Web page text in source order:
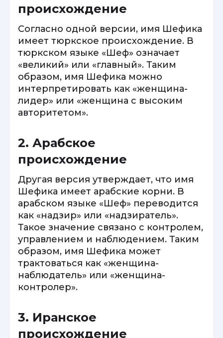
происхождение
Согласно одной версии, имя Шефика
имеет тюркское происхождение. В
тюркском языке «Шеф» означает
«великий» или «главный». Таким
образом, имя Шефика можно
интерпретировать как «женщина-
лидер» или «женщина с высоким
авторитетом».
2. Арабское
происхождение
Другая версия утверждает, что имя
Шефика имеет арабские корни. В
арабском языке «Шеф» переводится
как «надзир» или «надзиратель».
Такое значение связано с контролем,
управлением и наблюдением. Таким
образом, имя Шефика может
трактоваться как «женщина-
наблюдатель» или «женщина-
контролер».
3. Иранское
происхождение